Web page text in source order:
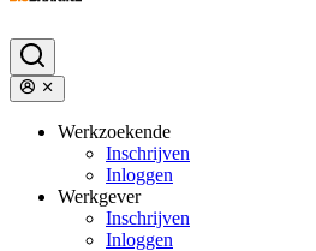
Werkzoekende
Inschrijven
Inloggen
Werkgever
Inschrijven
Inloggen